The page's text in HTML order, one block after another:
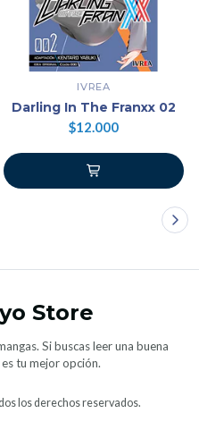
IVREA
Darling In The Franxx 02
$12.000
Store
Si buscas leer una buena
tu mejor opción.
los derechos reservados.